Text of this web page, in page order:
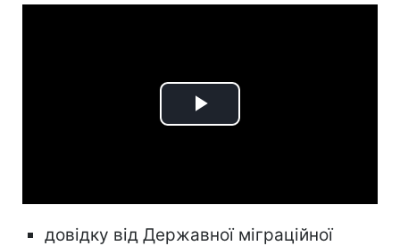
Play
довідку від Державної міграційної